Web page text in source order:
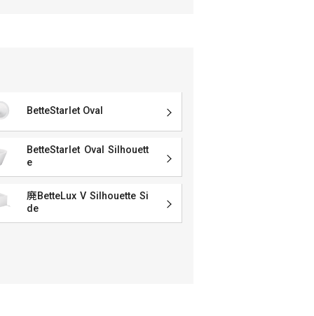
BetteStarlet Oval
BetteStarlet Oval Silhouett
e
廃BetteLux V Silhouette Si
de